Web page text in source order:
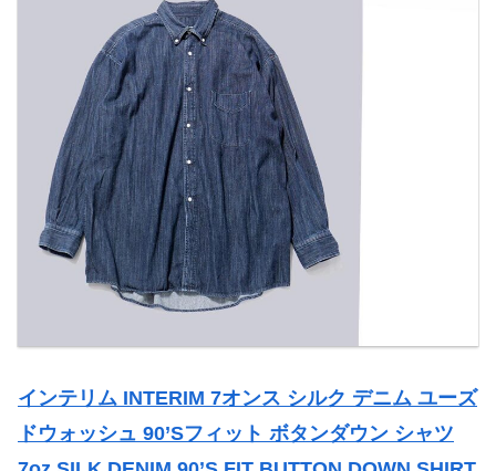
インテリム INTERIM 7オンス シルク デニム ユーズ
ドウォッシュ 90’Sフィット ボタンダウン シャツ